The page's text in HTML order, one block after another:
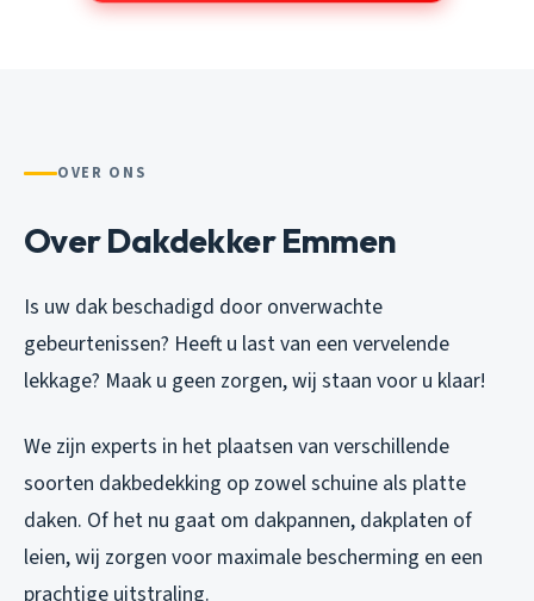
OVER ONS
Over Dakdekker Emmen
Is uw dak beschadigd door onverwachte
gebeurtenissen? Heeft u last van een vervelende
lekkage? Maak u geen zorgen, wij staan voor u klaar!
We zijn experts in het plaatsen van verschillende
soorten dakbedekking op zowel schuine als platte
daken. Of het nu gaat om dakpannen, dakplaten of
leien, wij zorgen voor maximale bescherming en een
prachtige uitstraling.